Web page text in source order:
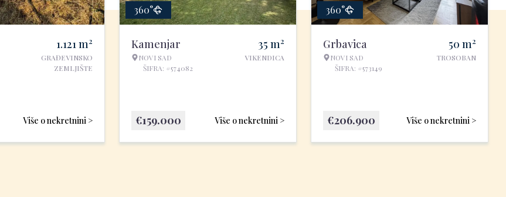
1.121m2
GRAĐEVINSKO
ZEMLJIŠTE
Više o nekretnini >
360°
Kamenjar
NOVI SAD
ŠIFRA: #574082
35 m2
VIKENDICA
Više o nekretnini >
€159.000
360°
Grbavica
NOVI SAD
ŠIFRA: #573149
50 m2
TROSOBAN
Više o nekretnini >
€206.900